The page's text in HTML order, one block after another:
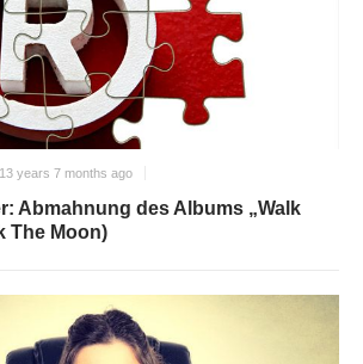
13 years 7 months ago
Abmahnung des Albums „Walk
The Moon)